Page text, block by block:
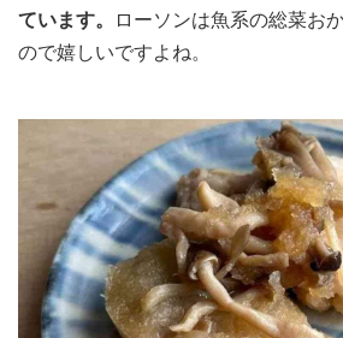
ています。
ローソンは魚系の総菜お
ので嬉しいですよね。